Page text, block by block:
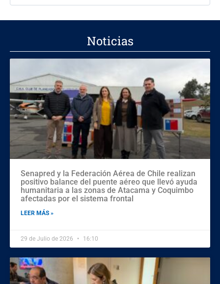
Noticias
Senapred y la Federación Aérea de Chile realizan
positivo balance del puente aéreo que llevó ayuda
humanitaria a las zonas de Atacama y Coquimbo
afectadas por el sistema frontal
LEER MÁS »
29 de Julio de 2026 16:10